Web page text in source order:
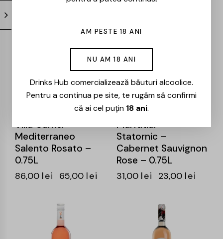
Villa Carrisi –
Mediterraneo
Salento Rosato –
0.75L
86,00 lei 65,00 lei
-26%
Murfatlar –
Statornic –
Cabernet Sauvignon
Rose – 0.75L
31,00 lei 23,00 lei
AM PESTE 18 ANI
NU AM 18 ANI
Drinks Hub comercializează băuturi alcoolice.
Pentru a continua pe site, te rugăm să confirmi
că ai cel puțin 18 ani.